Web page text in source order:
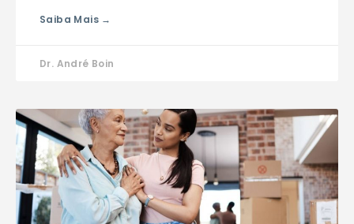
Saiba Mais →
Dr. André Boin